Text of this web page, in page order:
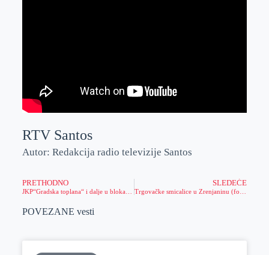
RTV Santos
Autor: Redakcija radio televizije Santos
PRETHODNO
JKP“Gradska toplana“ i dalje u blokadi, grejanje protiče bez problema
SLEDEĆE
POVEZANE vesti